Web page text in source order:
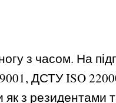
з часом. На
9001, ДСТУ ISO
з резидентами